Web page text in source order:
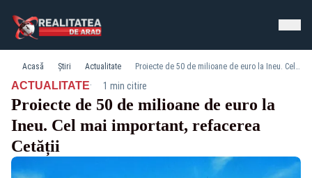
Acasă Știri Actualitate Proiecte de 50 de milioane de euro la Ineu. Cel mai important, refacerea Cetății
ACTUALITATE· 1 min citire
Proiecte de 50 de milioane de euro la
Ineu. Cel mai important, refacerea
Cetății